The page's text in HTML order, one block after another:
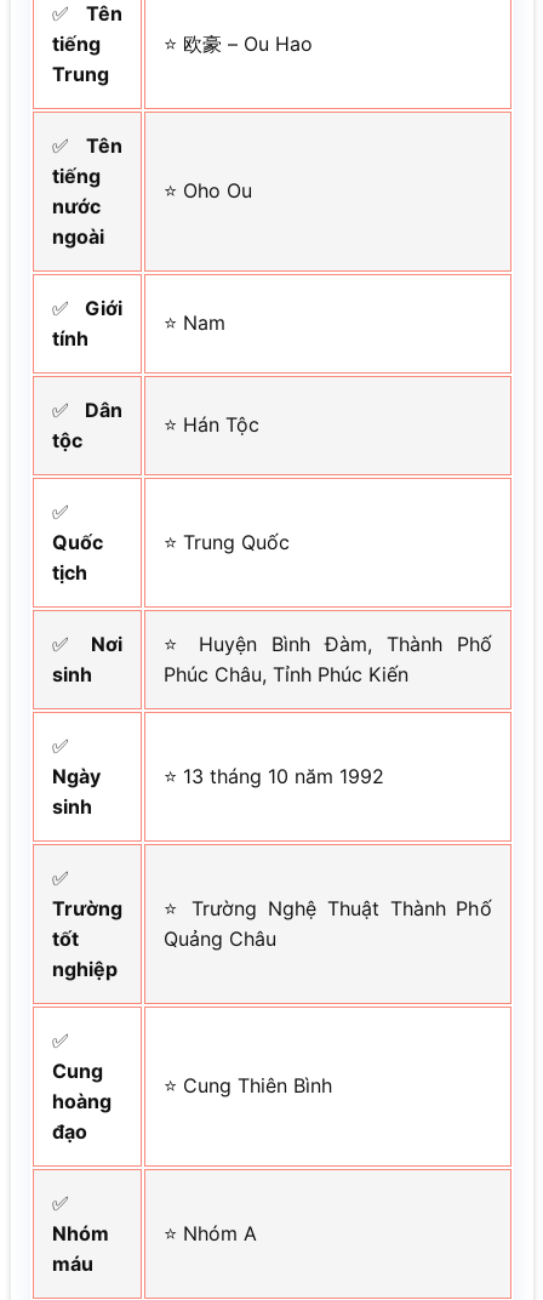
✅ Tên
tiếng
Trung
⭐ 欧豪 – Ou Hao
✅ Tên
tiếng
nước
ngoài
⭐ Oho Ou
✅ Giới
tính
⭐ Nam
✅ Dân
tộc
⭐ Hán Tộc
✅
Quốc
tịch
⭐ Trung Quốc
✅ Nơi
sinh
⭐ Huyện Bình Đàm, Thành Phố
Phúc Châu, Tỉnh Phúc Kiến
✅
Ngày
sinh
⭐ 13 tháng 10 năm 1992
✅
Trường
tốt
nghiệp
⭐ Trường Nghệ Thuật Thành Phố
Quảng Châu
✅
Cung
hoàng
đạo
⭐ Cung Thiên Bình
✅
Nhóm
máu
⭐ Nhóm A